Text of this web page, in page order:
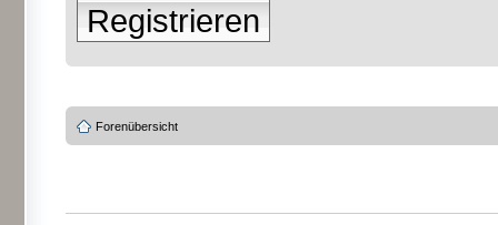
Registrieren
Forenübersicht